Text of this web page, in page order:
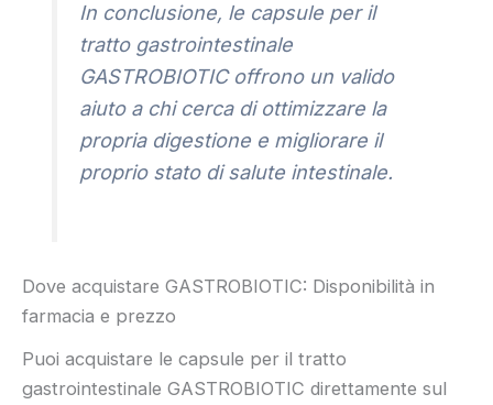
In conclusione, le capsule per il
tratto gastrointestinale
GASTROBIOTIC offrono un valido
aiuto a chi cerca di ottimizzare la
propria digestione e migliorare il
proprio stato di salute intestinale.
Dove acquistare GASTROBIOTIC: Disponibilità in
farmacia e prezzo
Puoi acquistare le capsule per il tratto
gastrointestinale GASTROBIOTIC direttamente sul